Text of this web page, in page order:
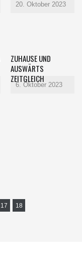
20. Oktober 2023
ZUHAUSE UND
AUSWÄRTS
ZEITGLEICH
6. Oktober 2023
17 18